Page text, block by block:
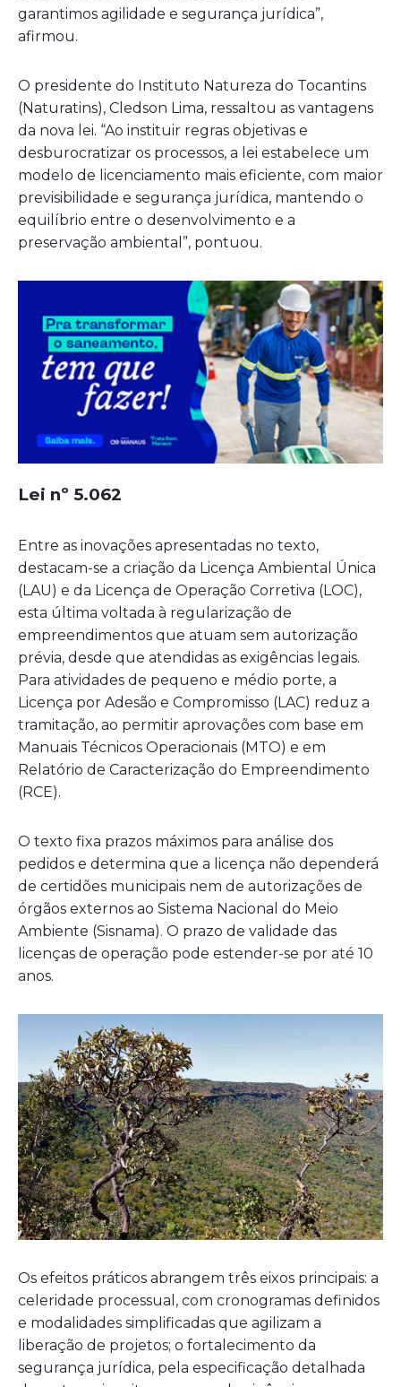
garantimos agilidade e segurança jurídica”,
afirmou.
O presidente do Instituto Natureza do Tocantins
(Naturatins), Cledson Lima, ressaltou as vantagens
da nova lei. “Ao instituir regras objetivas e
desburocratizar os processos, a lei estabelece um
modelo de licenciamento mais eficiente, com maior
previsibilidade e segurança jurídica, mantendo o
equilíbrio entre o desenvolvimento e a
preservação ambiental”, pontuou.
Lei nº 5.062
Entre as inovações apresentadas no texto,
destacam-se a criação da Licença Ambiental Única
(LAU) e da Licença de Operação Corretiva (LOC),
esta última voltada à regularização de
empreendimentos que atuam sem autorização
prévia, desde que atendidas as exigências legais.
Para atividades de pequeno e médio porte, a
Licença por Adesão e Compromisso (LAC) reduz a
tramitação, ao permitir aprovações com base em
Manuais Técnicos Operacionais (MTO) e em
Relatório de Caracterização do Empreendimento
(RCE).
O texto fixa prazos máximos para análise dos
pedidos e determina que a licença não dependerá
de certidões municipais nem de autorizações de
órgãos externos ao Sistema Nacional do Meio
Ambiente (Sisnama). O prazo de validade das
licenças de operação pode estender-se por até 10
anos.
Os efeitos práticos abrangem três eixos principais: a
celeridade processual, com cronogramas definidos
e modalidades simplificadas que agilizam a
liberação de projetos; o fortalecimento da
segurança jurídica, pela especificação detalhada